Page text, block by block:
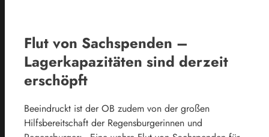
Flut von Sachspenden –
Lagerkapazitäten sind derzeit
erschöpft
Beeindruckt ist der OB zudem von der großen
Hilfsbereitschaft der Regensburgerinnen und